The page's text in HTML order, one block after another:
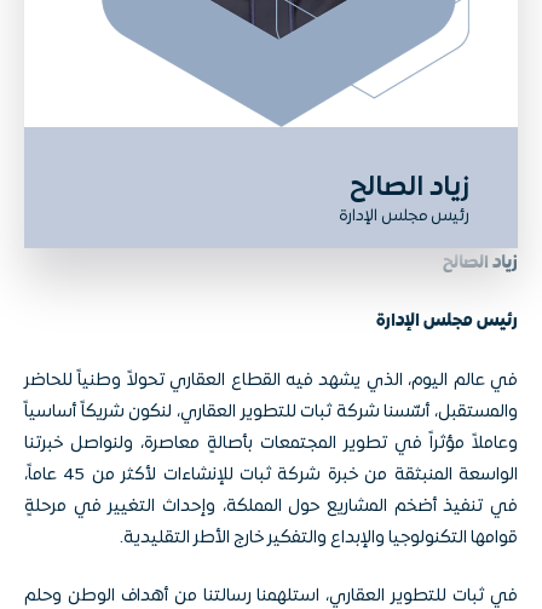
زياد الصالح
رئيس مجلس الإدارة
في عالم اليوم، الذي يشهد فيه القطاع العقاري تحولاً وطنياً للحاضر
والمستقبل، أسّسنا شركة ثبات للتطوير العقاري، لنكون شريكاً أساسياً
وعاملاً مؤثراً في تطوير المجتمعات بأصالةٍ معاصرة، ولنواصل خبرتنا
الواسعة المنبثقة من خبرة شركة ثبات للإنشاءات لأكثر من 45 عاماً،
في تنفيذ أضخم المشاريع حول المملكة، وإحداث التغيير في مرحلةٍ
قوامها التكنولوجيا والإبداع والتفكير خارج الأطر التقليدية.
في ثبات للتطوير العقاري، استلهمنا رسالتنا من أهداف الوطن وحلم
زياد الصالح
رئيس مجلس الإدارة